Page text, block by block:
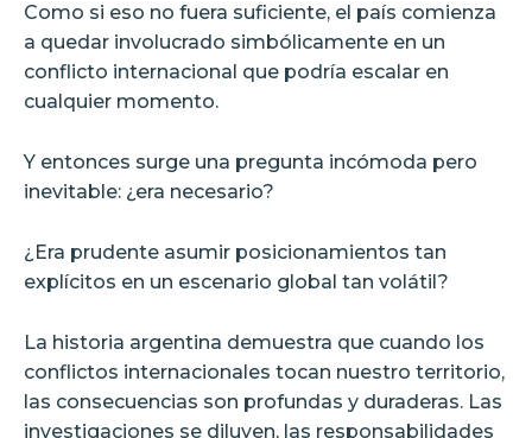
Como si eso no fuera suficiente, el país comienza
a quedar involucrado simbólicamente en un
conflicto internacional que podría escalar en
cualquier momento.
Y entonces surge una pregunta incómoda pero
inevitable: ¿era necesario?
¿Era prudente asumir posicionamientos tan
explícitos en un escenario global tan volátil?
La historia argentina demuestra que cuando los
conflictos internacionales tocan nuestro territorio,
las consecuencias son profundas y duraderas. Las
investigaciones se diluyen, las responsabilidades